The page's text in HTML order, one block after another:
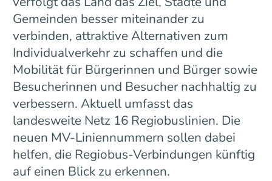
Gemeinden besser miteinander zu
verbinden, attraktive Alternativen zum
Individualverkehr zu schaffen und die
Mobilität für Bürgerinnen und Bürger sowie
Besucherinnen und Besucher nachhaltig zu
verbessern. Aktuell umfasst das
landesweite Netz 16 Regiobuslinien. Die
neuen MV-Liniennummern sollen dabei
helfen, die Regiobus-Verbindungen künftig
auf einen Blick zu erkennen.